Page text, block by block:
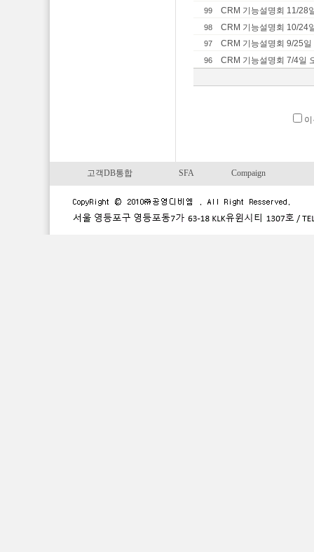
99 CRM 기능설명회 11/28
98 CRM 기능설명회 10/24
97 CRM 기능설명회 9/25일
96 CRM 기능설명회 7/4일
고객DB통합 SFA Compaign